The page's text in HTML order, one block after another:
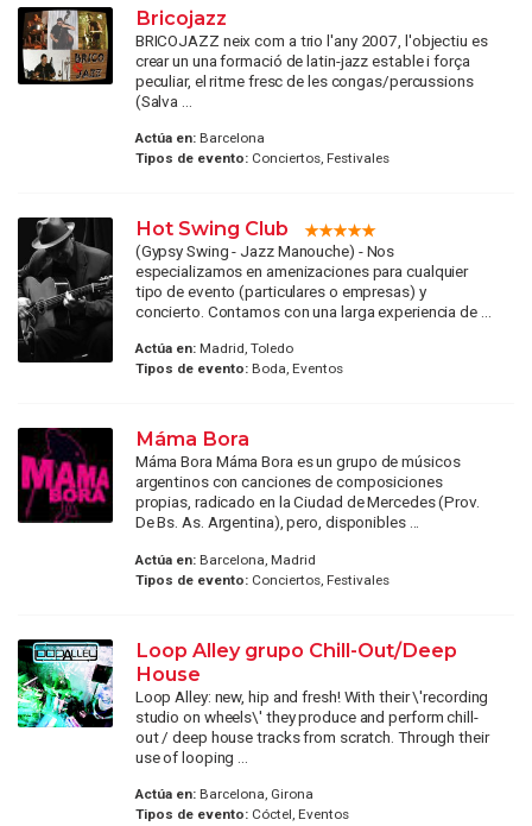
Bricojazz
BRICOJAZZ neix com a trio l'any 2007, l'objectiu es
crear un una formació de latin-jazz estable i força
peculiar, el ritme fresc de les congas/percussions
(Salva ...
Actúa en:Barcelona
Tipos de evento:Conciertos, Festivales
Hot Swing Club
(Gypsy Swing - Jazz Manouche) - Nos
especializamos en amenizaciones para cualquier
tipo de evento (particulares o empresas) y
concierto. Contamos con una larga experiencia de ...
Actúa en:Madrid, Toledo
Tipos de evento:Boda, Eventos
Máma Bora
Máma Bora Máma Bora es un grupo de músicos
argentinos con canciones de composiciones
propias, radicado en la Ciudad de Mercedes (Prov.
De Bs. As. Argentina), pero, disponibles ...
Actúa en:Barcelona, Madrid
Tipos de evento:Conciertos, Festivales
Loop Alley grupo Chill-Out/Deep
House
Loop Alley: new, hip and fresh! With their \'recording
studio on wheels\' they produce and perform chill-
out / deep house tracks from scratch. Through their
use of looping ...
Actúa en:Barcelona, Girona
Tipos de evento:Cóctel, Eventos